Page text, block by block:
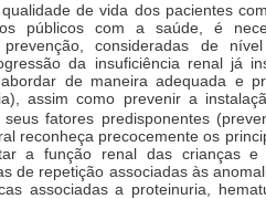
de vida dos pacientes
públicos com a saúde, é
consideradas de
da insuficiência renal já
de maneira adequada e
assim como prevenir a
fatores predisponentes
reconheça precocemente os
a função renal das crianças e
de repetição associadas às
associadas a proteinuria,